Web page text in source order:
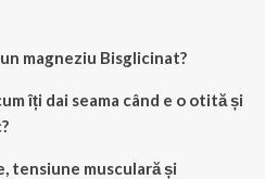
magneziu Bisglicinat?
îți dai seama când e o otită și
tensiune musculară și